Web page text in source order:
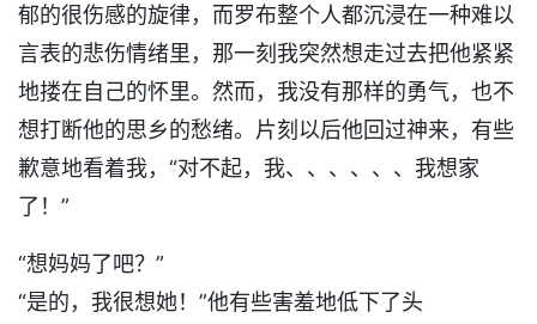
郁的很伤感的旋律，而罗布整个人都沉浸在一种难以
言表的悲伤情绪里，那一刻我突然想走过去把他紧紧
地搂在自己的怀里。然而，我没有那样的勇气，也不
想打断他的思乡的愁绪。片刻以后他回过神来，有些
歉意地看着我，“对不起，我、、、、、、我想家
了！”
“想妈妈了吧？”
“是的，我很想她！”他有些害羞地低下了头